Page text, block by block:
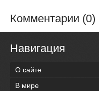
Комментарии (0)
Навигация
О сайте
В мире